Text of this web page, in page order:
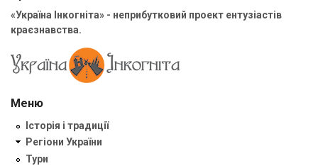
«Україна Інкогніта» - неприбутковий проект ентузіастів
краєзнавства.
Меню
Історія і традиції
Регіони України
Тури